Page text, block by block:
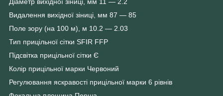
Видалення вихідної зіниці, мм 87 — 85
Поле зору (на 100 м), м 10.2 — 2.03
Тип прицільної сітки SFIR FFP
Підсвітка прицільної сітки Є
Колір прицільної марки Червоний
Регулювання яскравості прицільної марки 6 рівнів